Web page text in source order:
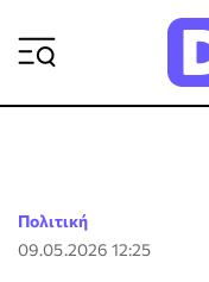
Πολιτική
09.05.2026 12:25